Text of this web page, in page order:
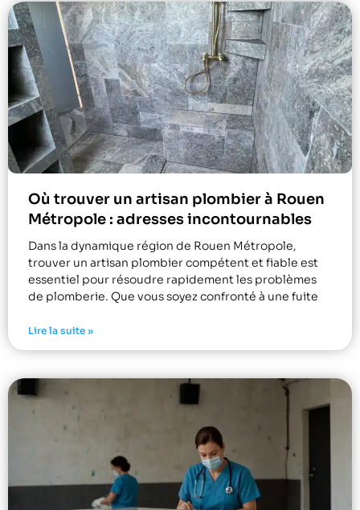
Où trouver un artisan plombier à Rouen
Métropole : adresses incontournables
Dans la dynamique région de Rouen Métropole,
trouver un artisan plombier compétent et fiable est
essentiel pour résoudre rapidement les problèmes
de plomberie. Que vous soyez confronté à une fuite
Lire la suite »